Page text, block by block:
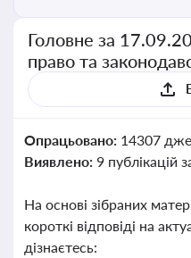
Головне за
право та
Опрацьовано: 14307
Виявлено: 9 публікацій
На основі зібраних
короткі відповіді на
дізнаєтесь: